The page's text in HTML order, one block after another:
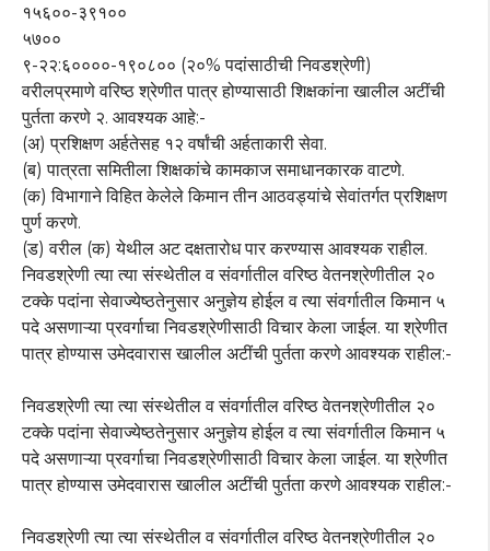
१५६००-३९१००
५७००
९-२२:६००००-१९०८०० (२०% पदांसाठीची निवडश्रेणी)
वरीलप्रमाणे वरिष्ठ श्रेणीत पात्र होण्यासाठी शिक्षकांना खालील अटींची
पुर्तता करणे २. आवश्यक आहे:-
(अ) प्रशिक्षण अर्हतेसह १२ वर्षांची अर्हताकारी सेवा.
(ब) पात्रता समितीला शिक्षकांचे कामकाज समाधानकारक वाटणे.
(क) विभागाने विहित केलेले किमान तीन आठवड्यांचे सेवांतर्गत प्रशिक्षण
पुर्ण करणे.
(ड) वरील (क) येथील अट दक्षतारोध पार करण्यास आवश्यक राहील.
निवडश्रेणी त्या त्या संस्थेतील व संवर्गातील वरिष्ठ वेतनश्रेणीतील २०
टक्के पदांना सेवाज्येष्ठतेनुसार अनुज्ञेय होईल व त्या संवर्गातील किमान ५
पदे असणाऱ्या प्रवर्गाचा निवडश्रेणीसाठी विचार केला जाईल. या श्रेणीत
पात्र होण्यास उमेदवारास खालील अटींची पुर्तता करणे आवश्यक राहील:-
निवडश्रेणी त्या त्या संस्थेतील व संवर्गातील वरिष्ठ वेतनश्रेणीतील २०
टक्के पदांना सेवाज्येष्ठतेनुसार अनुज्ञेय होईल व त्या संवर्गातील किमान ५
पदे असणाऱ्या प्रवर्गाचा निवडश्रेणीसाठी विचार केला जाईल. या श्रेणीत
पात्र होण्यास उमेदवारास खालील अटींची पुर्तता करणे आवश्यक राहील:-
निवडश्रेणी त्या त्या संस्थेतील व संवर्गातील वरिष्ठ वेतनश्रेणीतील २०